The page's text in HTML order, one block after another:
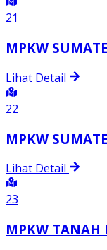
21
MPKW
Lihat Detail
22
MPKW
Lihat Detail
23
MPKW TANAH